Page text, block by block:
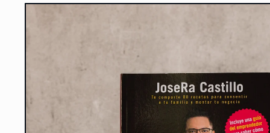
Chocolater%C3%ADa-
Mexicana-
directamente